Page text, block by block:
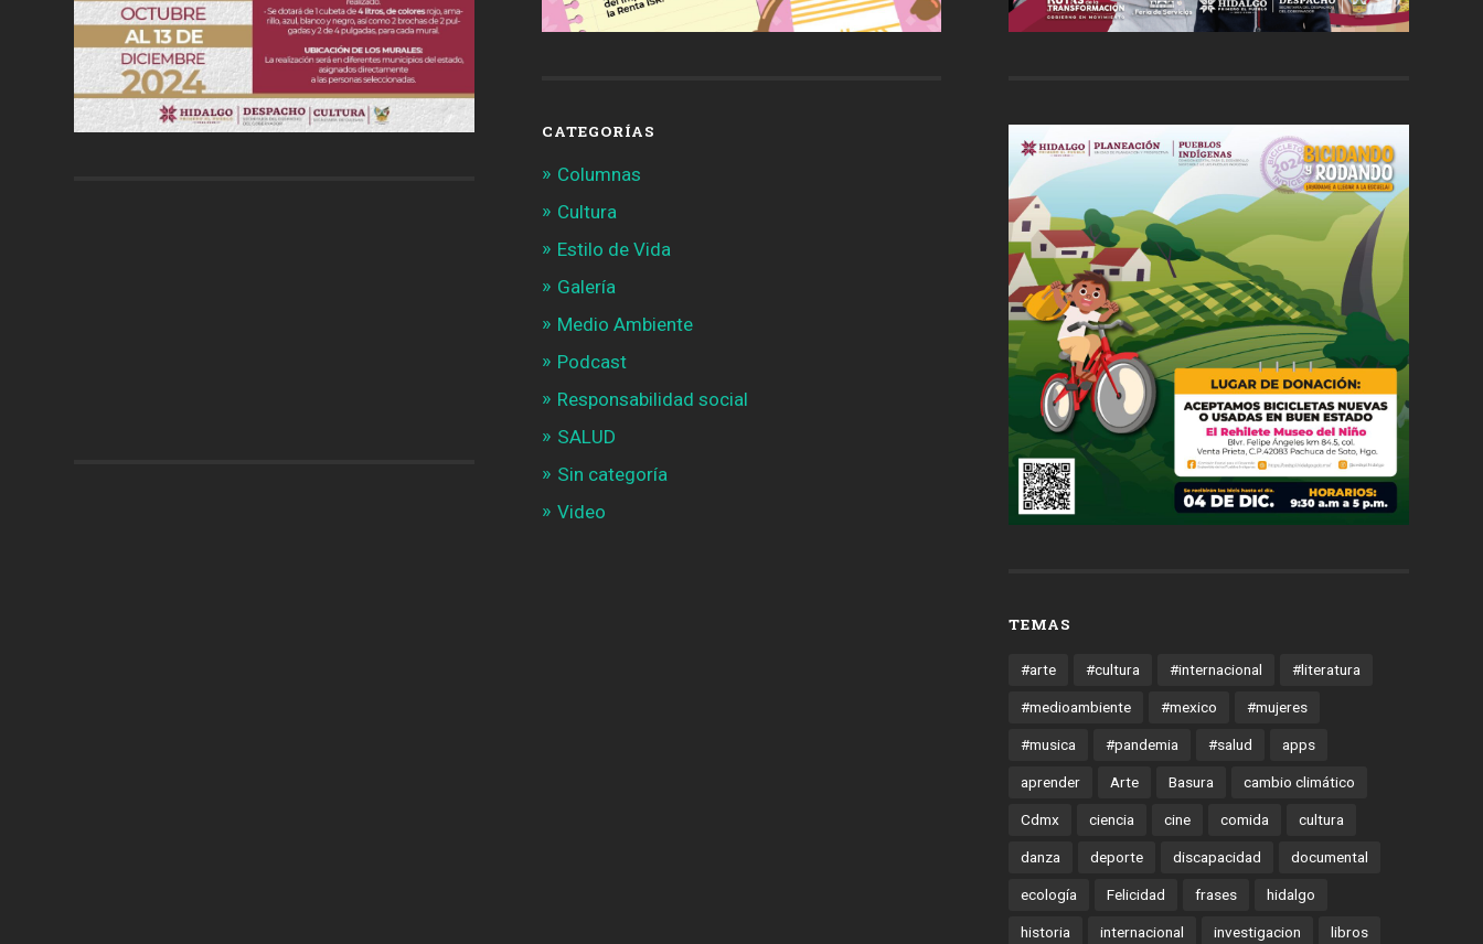
CATEGORÍAS
Columnas
Cultura
Estilo de Vida
Galería
Medio Ambiente
Podcast
Responsabilidad social
SALUD
Sin categoría
Video
TEMAS
#arte #cultura #internacional #literatura
#medioambiente #mexico #mujeres
#musica #pandemia #salud apps
aprender Arte Basura cambio climático
Cdmx ciencia cine comida cultura
danza deporte discapacidad documental
ecología Felicidad frases hidalgo
historia internacional investigacion libros